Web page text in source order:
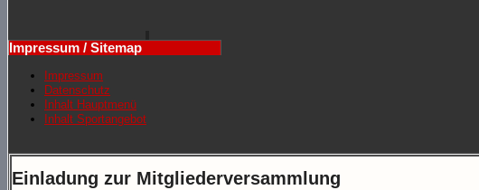
Impressum / Sitemap
Impressum
Datenschutz
Inhalt Hauptmenü
Inhalt Sportangebot
Einladung zur Mitgliederversammlung